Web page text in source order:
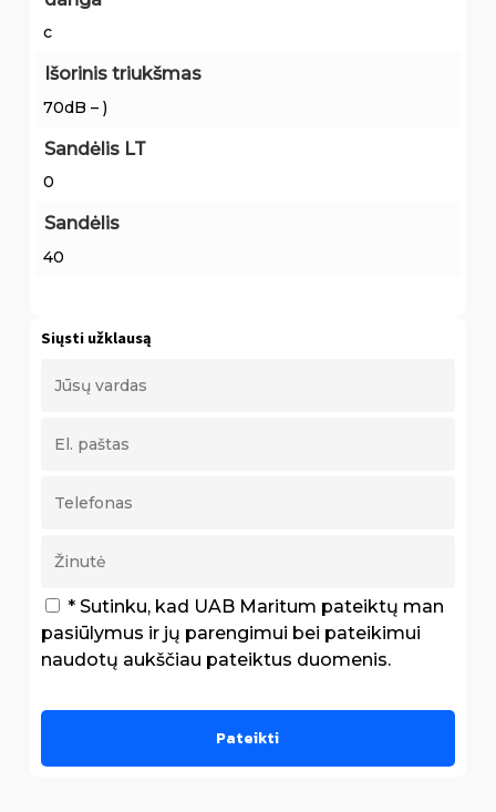
c
Išorinis triukšmas
70dB – )
Sandėlis LT
0
Sandėlis
40
Siųsti užklausą
* Sutinku, kad UAB Maritum pateiktų man
pasiūlymus ir jų parengimui bei pateikimui
naudotų aukščiau pateiktus duomenis.